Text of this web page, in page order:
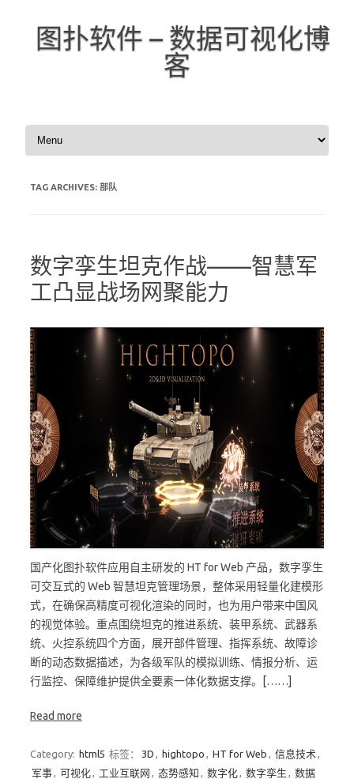
图扑软件 – 数据可视化博
客
Skip to content
TAG ARCHIVES: 部队
数字孪生坦克作战——智慧军
工凸显战场网聚能力
国产化图扑软件应用自主研发的 HT for Web 产品，数字孪生
可交互式的 Web 智慧坦克管理场景，整体采用轻量化建模形
式，在确保高精度可视化渲染的同时，也为用户带来中国风
的视觉体验。重点围绕坦克的推进系统、装甲系统、武器系
统、火控系统四个方面，展开部件管理、指挥系统、故障诊
断的动态数据描述，为各级军队的模拟训练、情报分析、运
行监控、保障维护提供全要素一体化数据支撑。[……]
Read more
Category: html5 标签： 3D , hightopo , HT for Web , 信息技术 ,
军事, 可视化, 工业互联网 , 态势感知 , 数字化, 数字孪生 , 数据